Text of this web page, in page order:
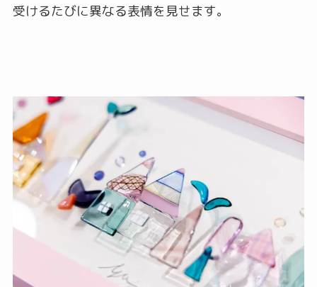
受けるたびに異なる表情を見せます。